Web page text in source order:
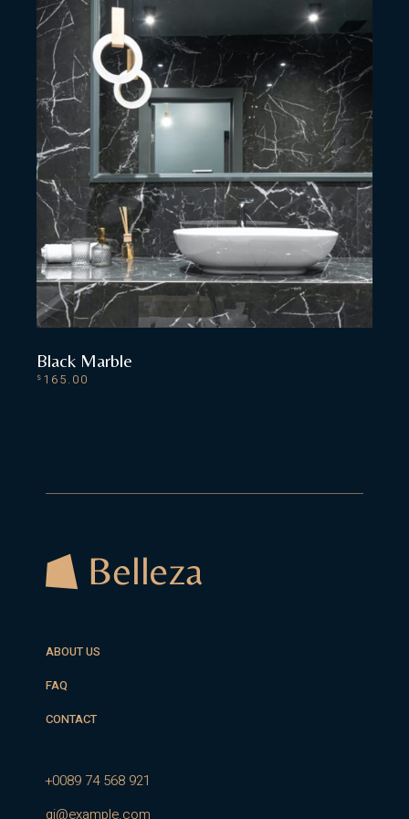
$ 165.00
Black Marble
ABOUT US
FAQ
CONTACT
+0089 74 568 921
qi@example.com